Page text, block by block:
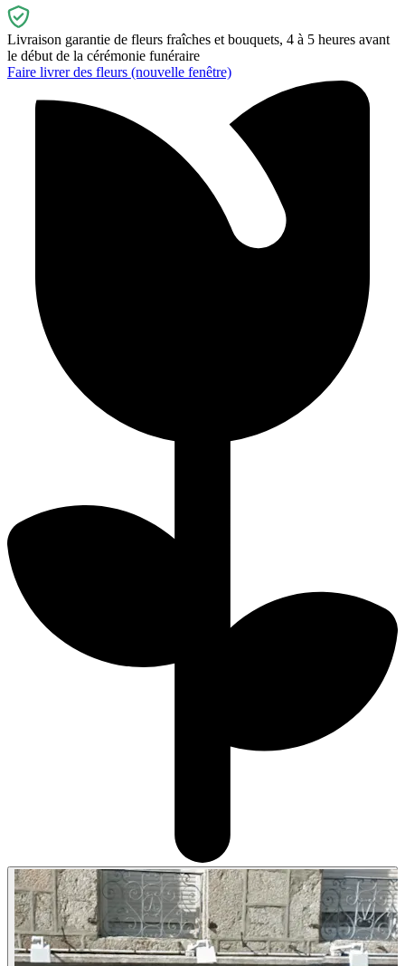
Livraison garantie de fleurs fraîches et bouquets, 4 à 5 heures avant
le début de la cérémonie funéraire
Faire livrer des fleurs (nouvelle fenêtre)